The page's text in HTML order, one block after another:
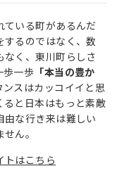
ている町があるんだ
るのではなく、数
く、東川町らしさ
歩一歩 「本当の豊か
スはカッコイイと思
と日本はもっと素敵
な行き来は難しい
ん。
はこちら